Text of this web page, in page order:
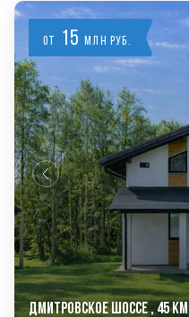
от 15млн руб.
ДМИТРОВСКОЕ ШОССЕ , 45 КМ